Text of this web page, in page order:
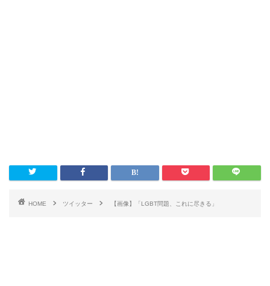
HOME ツイッター 【画像】「LGBT問題、これに尽きる」